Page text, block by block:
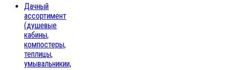
Дачный
ассортимент
(душевые
кабины,
компостеры,
теплицы,
умывальникии,